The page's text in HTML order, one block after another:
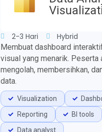
2-3 Hari Hybrid
Membuat dashboard
visual yang menarik. Peserta
mengolah, membersihkan,
data.
Visualization
Reporting
BI tools
Data analyst